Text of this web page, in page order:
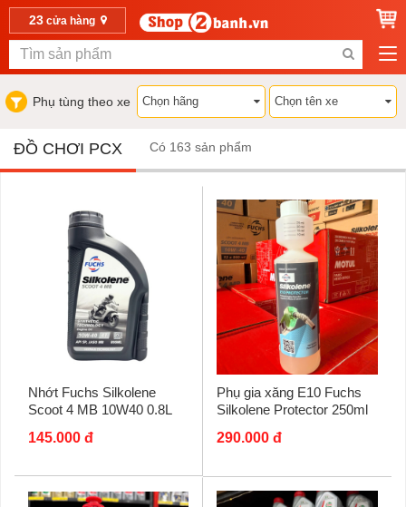
23cửa hàng
Phụ tùng theo xe
ĐỒ CHƠI PCX Có 163 sản phẩm
Nhớt Fuchs Silkolene
Scoot 4 MB 10W40 0.8L
145.000 đ
Phụ gia xăng E10 Fuchs
Silkolene Protector 250ml
290.000 đ